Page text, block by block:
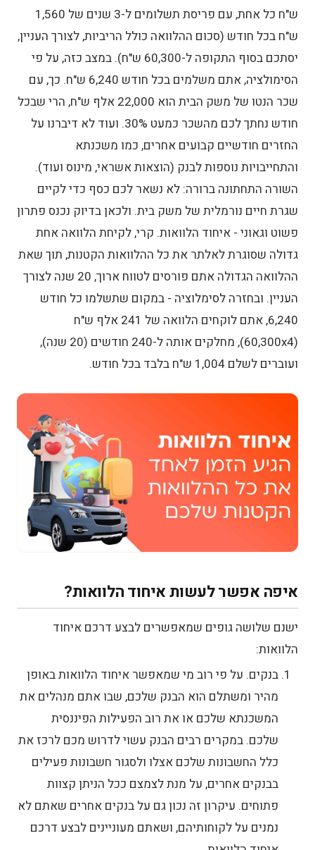
ש"ח כל אחת, עם פריסת תשלומים ל-3 שנים של 1,560
ש"ח בכל חודש (סכום ההלוואה כולל הריביות, לצורך העניין,
יסתכם בסוף התקופה ל-60,300 ש"ח). במצב כזה, על פי
הסימולציה, אתם משלמים בכל חודש 6,240 ש"ח. כך, עם
שכר הנטו של משק הבית הוא 22,000 אלף ש"ח, הרי שבכל
חודש נחתך לכם מהשכר כמעט 30%. ועוד לא דיברנו על
החזרים חודשיים קבועים אחרים, כמו משכנתא
והתחייבויות נוספות לבנק (הוצאות אשראי, מינוס ועוד).
השורה התחתונה ברורה: לא נשאר לכם כסף כדי לקיים
שגרת חיים נורמלית של משק בית. ולכאן בדיוק נכנס פתרון
פשוט וגאוני - איחוד הלוואות. קרי, לקיחת הלוואה אחת
גדולה שסוגרת לאלתר את כל ההלוואות הקטנות, תוך שאת
ההלוואה הגדולה אתם פורסים לטווח ארוך, 20 שנה לצורך
העניין. ובחזרה לסימלוציה - במקום שתשלמו כל חודש
6,240, אתם לוקחים הלוואה של 241 אלף ש"ח
(60,300x4), מחלקים אותה ל-240 חודשים (20 שנה),
ועוברים לשלם 1,004 ש"ח בלבד בכל חודש.
איפה אפשר לעשות איחוד הלוואות?
ישנם שלושה גופים שמאפשרים לבצע דרכם איחוד
הלוואות:
בנקים. על פי רוב מי שמאפשר איחוד הלוואות באופן
מהיר ומשתלם הוא הבנק שלכם, שבו אתם מנהלים את
המשכנתא שלכם או את רוב הפעילות הפיננסית
שלכם. במקרים רבים הבנק עשוי לדרוש מכם לרכז את
כלל החשבונות שלכם אצלו ולסגור חשבונות פעילים
בבנקים אחרים, על מנת לצמצם ככל הניתן קצוות
פתוחים. עיקרון זה נכון גם על בנקים אחרים שאתם לא
נמנים על לקוחותיהם, ושאתם מעוניינים לבצע דרכם